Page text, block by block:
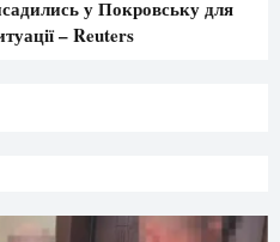
у Покровську для
– Reuters